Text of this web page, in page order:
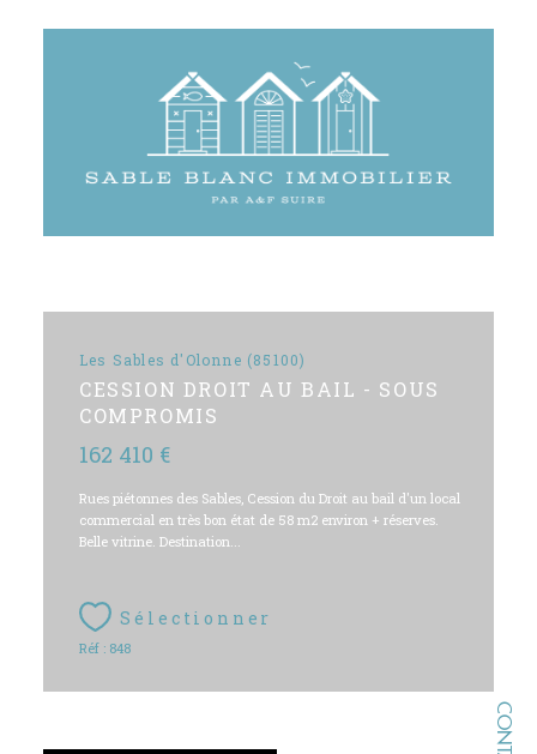
Les Sables d'Olonne (85100)
CESSION DROIT AU BAIL - SOUS
COMPROMIS
162 410 €
Rues piétonnes des Sables, Cession du Droit au bail d'un local
commercial en très bon état de 58 m2 environ + réserves.
Belle vitrine. Destination...
Sélectionner
Réf : 848